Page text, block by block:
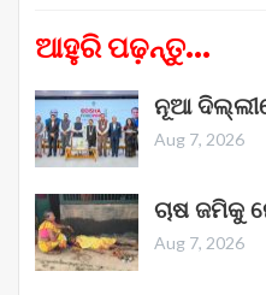
ଆହୁରି ପଢ଼ନ୍ତୁ...
ନୂଆ
Aug 7, 2026
ଚାଷ ଜମିକୁ
Aug 7, 2026